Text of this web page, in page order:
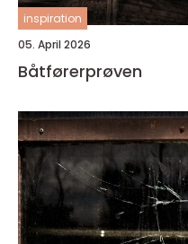
inspiration
05. April 2026
Båtførerprøven